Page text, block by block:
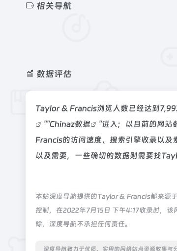
相关导航
数据评估
Taylor & Francis浏览人数已经达到
""Chinaz数据
"进入；以目前的网站
Francis的访问速度、搜索引擎收录以及
以及需要，一些确切的数据则需要找
本站深度导航提供的Taylor & Francis都来源
控制，在2022年7月15日 下午4:17收录时，
除，深度导航不承担任何责任。
深度导航致力于优质、实用的网络站点资源收集与